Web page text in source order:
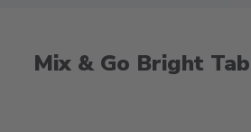
Mix & Go Bright